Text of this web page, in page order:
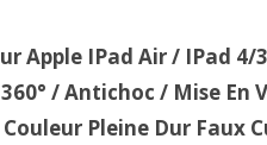
Apple IPad Air / IPad
/ Antichoc / Mise En
Pleine Dur Faux